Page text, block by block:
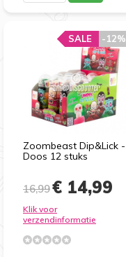
Zoombeast Dip&Lick -
Doos 12 stuks
-12%
SALE
16,99€ 14,99
Klik voor
verzendinformatie